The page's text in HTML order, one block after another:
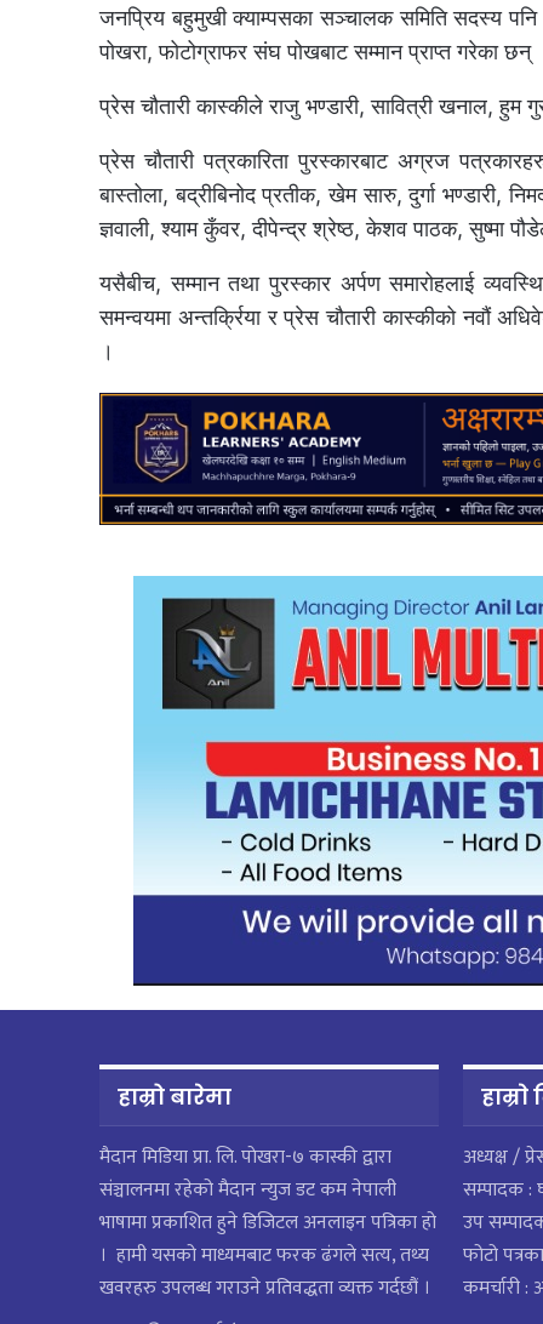
जनप्रिय बहुमुखी क्याम्पसका सञ्चालक समिति सदस्य
पोखरा, फोटोग्राफर संघ पोखबाट सम्मान प्राप्त गरेका
प्रेस चौतारी कास्कीले राजु भण्डारी, सावित्री खनाल,
प्रेस चौतारी पत्रकारिता पुरस्कारबाट अग्रज
बास्तोला, बद्रीबिनोद प्रतीक, खेम सारु, दुर्गा भण्डारी,
ज्ञवाली, श्याम कुँवर, दीपेन्द्र श्रेष्ठ, केशव पाठक, सुष्मा
यसैबीच, सम्मान तथा पुरस्कार अर्पण समारोहलाई
समन्वयमा अन्तर्क्रिया र प्रेस चौतारी कास्कीको नवौं
।
हाम्रो बारेमा
मैदान मिडिया प्रा. लि. पाेखरा-७ कास्की द्वारा
संञ्चालनमा रहेको मैदान न्युज डट कम नेपाली
भाषामा प्रकाशित हुने डिजिटल अनलाइन पत्रिका हो
। हामी यसको माध्यमबाट फरक ढंगले सत्य, तथ्य
खवरहरु उपलब्ध गराउने प्रतिवद्धता व्यक्त गर्दछौं ।
हाम्राे
अध्यक्ष /
सम्पादक :
उप
फोटो
कमर्चारी :